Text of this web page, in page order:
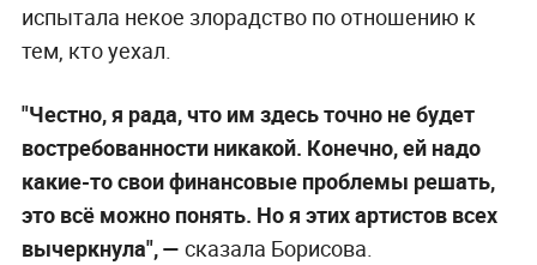
испытала некое злорадство по отношению к
тем, кто уехал.
"Честно, я рада, что им здесь точно не будет
востребованности никакой. Конечно, ей надо
какие-то свои финансовые проблемы решать,
это всё можно понять. Но я этих артистов всех
вычеркнула", — сказала Борисова.